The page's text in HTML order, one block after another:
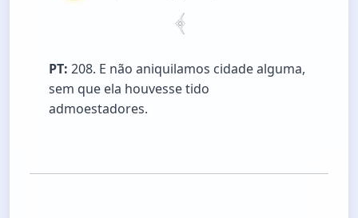
PT: 208. E não aniquilamos cidade alguma,
sem que ela houvesse tido
admoestadores.